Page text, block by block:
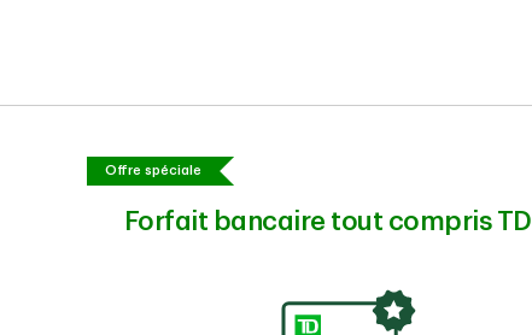
Offre spéciale
Forfait bancaire tout compris TD